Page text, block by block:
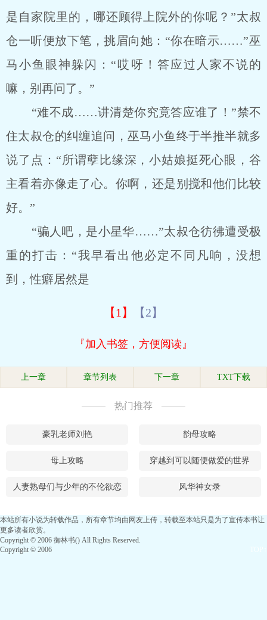
是自家院里的，哪还顾得上院外的你呢？”太叔
仓一听便放下笔，挑眉向她：“你在暗示……”巫
马小鱼眼神躲闪：“哎呀！答应过人家不说的
嘛，别再问了。”
“难不成……讲清楚你究竟答应谁了！”禁不
住太叔仓的纠缠追问，巫马小鱼终于半推半就多
说了点：“所谓孽比缘深，小姑娘挺死心眼，谷
主看着亦像走了心。你啊，还是别搅和他们比较
好。”
“骗人吧，是小星华……”太叔仓彷彿遭受极
重的打击：“我早看出他必定不同凡响，没想
到，性癖居然是
【1】 【2】
『加入书签，方便阅读』
上一章 章节列表 下一章 TXT下载
热门推荐
豪乳老师刘艳 韵母攻略
母上攻略 穿越到可以随便做爱的世界
人妻熟母们与少年的不伦欲恋 风华神女录
本站所有小说为转载作品，所有章节均由网友上传，转载至本站只是为了宣传本书让
更多读者欣赏。
Copyright © 2006 御林书() All Rights Reserved.
Copyright © 2006